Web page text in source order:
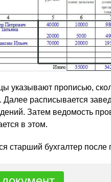
указывают прописью,
Далее расписывается
Затем ведомость
в этом.
старший бухгалтер